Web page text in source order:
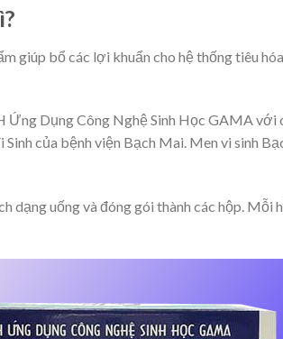
giúp bổ các lợi khuẩn cho hệ thống tiêu
Dụng Công Nghệ Sinh Học GAMA với
của bệnh viện Bạch Mai. Men vi sinh
dạng uống và đóng gói thành các hộp. Mỗi